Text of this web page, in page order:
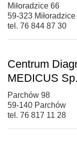
Miłoradzice 66
59-323 Miłoradzice
tel. 76 844 87 30
Centrum
MEDICUS
Parchów 98
59-140 Parchów
tel. 76 817 11 28